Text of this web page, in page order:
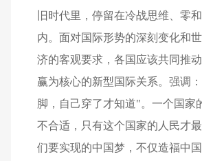
旧时代里，停留在冷战思维、零
内。面对国际形势的深刻变化和
济的客观要求，各国应该共同推
赢为核心的新型国际关系。强调
脚，自己穿了才知道"。一个国家
不合适，只有这个国家的人民才
们要实现的中国梦，不仅造福中